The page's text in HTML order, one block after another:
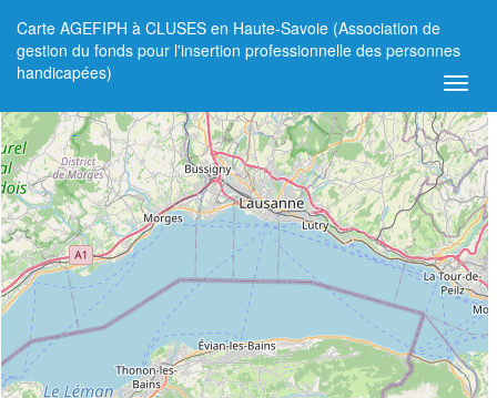
Carte AGEFIPH à CLUSES en Haute-Savoie (Association de
gestion du fonds pour l'insertion professionnelle des personnes
handicapées)
+
−